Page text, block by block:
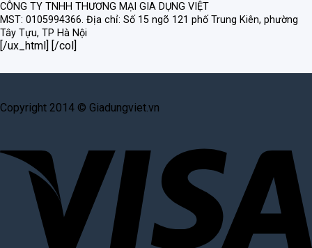
CÔNG TY TNHH THƯƠNG MẠI GIA DỤNG VIỆT
MST: 0105994366. Địa chỉ: Số 15 ngõ 121 phố Trung Kiên, phường
Tây Tựu, TP Hà Nội
[/ux_html] [/col]
Copyright 2014 © Giadungviet.vn